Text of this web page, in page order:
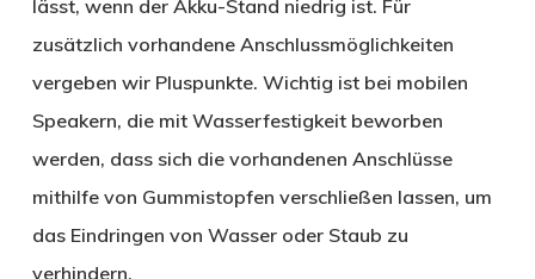
lässt, wenn der Akku-Stand niedrig ist. Für
zusätzlich vorhandene Anschlussmöglichkeiten
vergeben wir Pluspunkte. Wichtig ist bei mobilen
Speakern, die mit Wasserfestigkeit beworben
werden, dass sich die vorhandenen Anschlüsse
mithilfe von Gummistopfen verschließen lassen, um
das Eindringen von Wasser oder Staub zu
verhindern.